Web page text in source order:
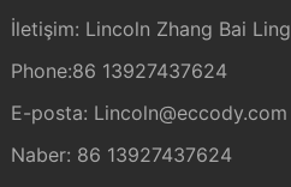
İletişim: Lincoln Zhang Bai Ling
Phone:86 13927437624
E-posta: Lincoln@eccody.com
Naber: 86 13927437624